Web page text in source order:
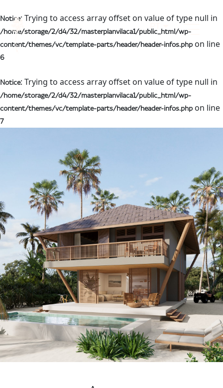
Notice: Trying to access array offset on value of type null in
/home/storage/2/d4/32/masterplanvilaca1/public_html/wp-
content/themes/vc/template-parts/header/header-infos.php on line
6
Notice: Trying to access array offset on value of type null in
/home/storage/2/d4/32/masterplanvilaca1/public_html/wp-
content/themes/vc/template-parts/header/header-infos.php on line
7
PT